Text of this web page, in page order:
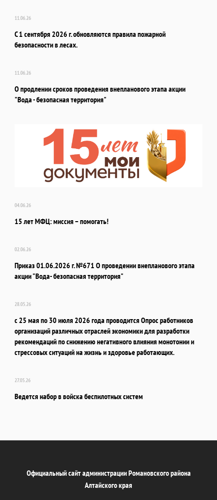
11.06.26
С 1 сентября 2026 г. обновляются правила пожарной
безопасности в лесах.
11.06.26
О продлении сроков проведения внепланового этапа акции
"Вода - безопасная территория"
04.06.26
15 лет МФЦ: миссия – помогать!
02.06.26
Приказ 01.06.2026 г. №671 О проведении внепланового этапа
акции "Вода- безопасная территория"
28.05.26
с 25 мая по 30 июля 2026 года проводится Опрос работников
организаций различных отраслей экономики для разработки
рекомендаций по снижению негативного влияния монотонии и
стрессовых ситуаций на жизнь и здоровье работающих.
27.05.26
Ведется набор в войска беспилотных систем
Официальный сайт администрации Романовского района
Алтайского края